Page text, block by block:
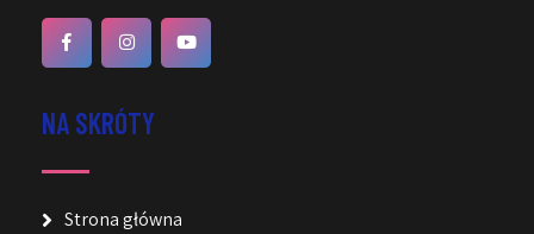
NA SKRÓTY
Strona główna